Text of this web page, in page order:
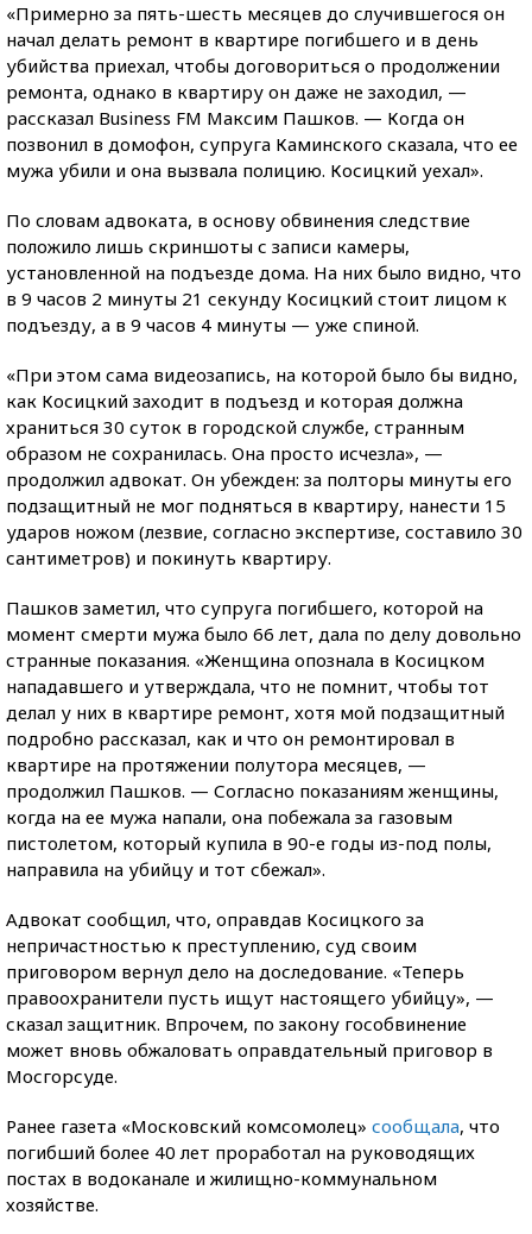
«Примерно за пять-шесть месяцев до случившегося он
начал делать ремонт в квартире погибшего и в день
убийства приехал, чтобы договориться о продолжении
ремонта, однако в квартиру он даже не заходил, —
рассказал Business FM Максим Пашков. — Когда он
позвонил в домофон, супруга Каминского сказала, что ее
мужа убили и она вызвала полицию. Косицкий уехал».
По словам адвоката, в основу обвинения следствие
положило лишь скриншоты с записи камеры,
установленной на подъезде дома. На них было видно, что
в 9 часов 2 минуты 21 секунду Косицкий стоит лицом к
подъезду, а в 9 часов 4 минуты — уже спиной.
«При этом сама видеозапись, на которой было бы видно,
как Косицкий заходит в подъезд и которая должна
храниться 30 суток в городской службе, странным
образом не сохранилась. Она просто исчезла», —
продолжил адвокат. Он убежден: за полторы минуты его
подзащитный не мог подняться в квартиру, нанести 15
ударов ножом (лезвие, согласно экспертизе, составило 30
сантиметров) и покинуть квартиру.
Пашков заметил, что супруга погибшего, которой на
момент смерти мужа было 66 лет, дала по делу довольно
странные показания. «Женщина опознала в Косицком
нападавшего и утверждала, что не помнит, чтобы тот
делал у них в квартире ремонт, хотя мой подзащитный
подробно рассказал, как и что он ремонтировал в
квартире на протяжении полутора месяцев, —
продолжил Пашков. — Согласно показаниям женщины,
когда на ее мужа напали, она побежала за газовым
пистолетом, который купила в 90-е годы из-под полы,
направила на убийцу и тот сбежал».
Адвокат сообщил, что, оправдав Косицкого за
непричастностью к преступлению, суд своим
приговором вернул дело на доследование. «Теперь
правоохранители пусть ищут настоящего убийцу», —
сказал защитник. Впрочем, по закону гособвинение
может вновь обжаловать оправдательный приговор в
Мосгорсуде.
Ранее газета «Московский комсомолец» сообщала, что
погибший более 40 лет проработал на руководящих
постах в водоканале и жилищно-коммунальном
хозяйстве.